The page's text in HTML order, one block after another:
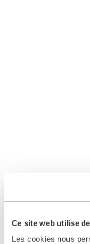
Ce site web utilise
Les cookies nous